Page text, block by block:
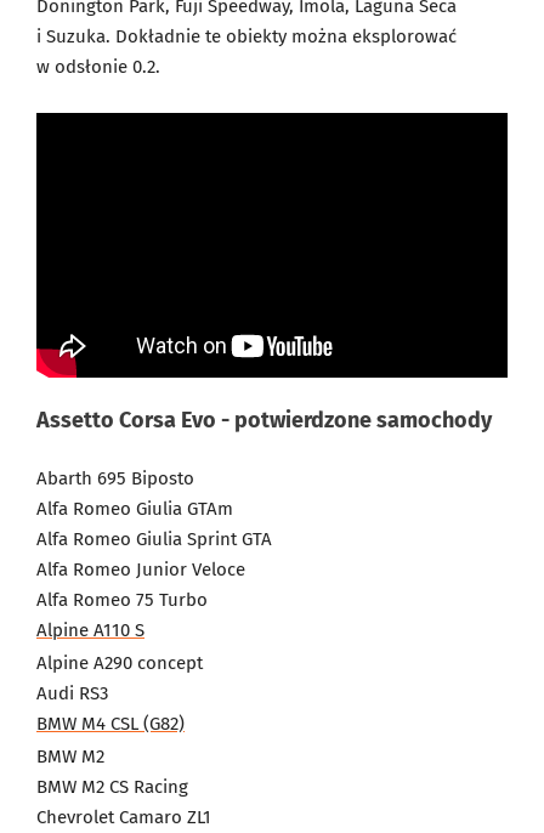
Donington Park, Fuji Speedway, Imola, Laguna Seca
i Suzuka. Dokładnie te obiekty można eksplorować
w odsłonie 0.2.
Assetto Corsa Evo - potwierdzone samochody
Abarth 695 Biposto
Alfa Romeo Giulia GTAm
Alfa Romeo Giulia Sprint GTA
Alfa Romeo Junior Veloce
Alfa Romeo 75 Turbo
Alpine A110 S
Alpine A290 concept
Audi RS3
BMW M4 CSL (G82)
BMW M2
BMW M2 CS Racing
Chevrolet Camaro ZL1